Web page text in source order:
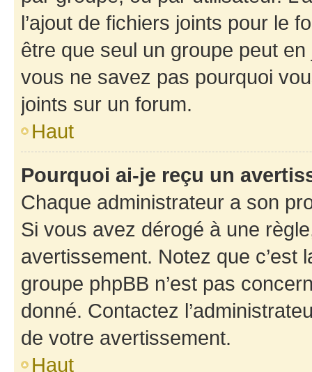
l’ajout de fichiers joints pour le
être que seul un groupe peut
vous ne savez pas pourquoi
joints sur un forum.
Haut
Pourquoi ai-je reçu un
Chaque administrateur a son
Si vous avez dérogé à une
avertissement. Notez que c’est
groupe phpBB n’est pas
donné. Contactez
de votre avertissement.
Haut